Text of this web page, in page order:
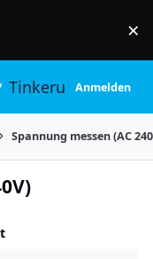
×
TinkerunityAnmelden
Spannung messen (AC